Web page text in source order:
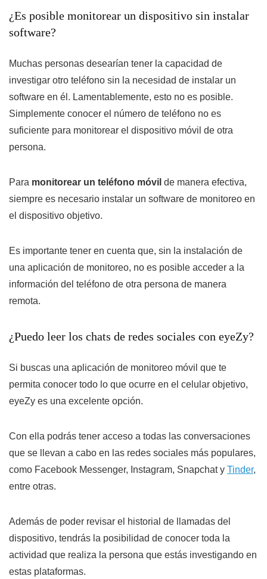
¿Es posible monitorear un dispositivo sin instalar
software?
Muchas personas desearían tener la capacidad de
investigar otro teléfono sin la necesidad de instalar un
software en él. Lamentablemente, esto no es posible.
Simplemente conocer el número de teléfono no es
suficiente para monitorear el dispositivo móvil de otra
persona.
Para monitorear un teléfono móvil de manera efectiva,
siempre es necesario instalar un software de monitoreo en
el dispositivo objetivo.
Es importante tener en cuenta que, sin la instalación de
una aplicación de monitoreo, no es posible acceder a la
información del teléfono de otra persona de manera
remota.
¿Puedo leer los chats de redes sociales con eyeZy?
Si buscas una aplicación de monitoreo móvil que te
permita conocer todo lo que ocurre en el celular objetivo,
eyeZy es una excelente opción.
Con ella podrás tener acceso a todas las conversaciones
que se llevan a cabo en las redes sociales más populares,
como Facebook Messenger, Instagram, Snapchat y Tinder,
entre otras.
Además de poder revisar el historial de llamadas del
dispositivo, tendrás la posibilidad de conocer toda la
actividad que realiza la persona que estás investigando en
estas plataformas.